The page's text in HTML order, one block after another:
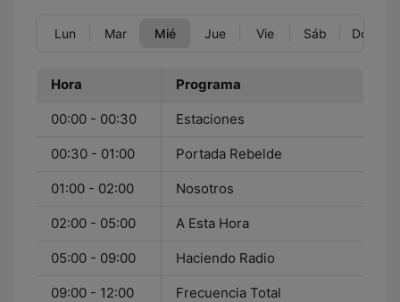
Lun Mar Mié Jue Vie Sáb Dom
Hora Programa
00:00 - 00:30 Estaciones
00:30 - 01:00 Portada Rebelde
01:00 - 02:00 Nosotros
02:00 - 05:00 A Esta Hora
05:00 - 09:00 Haciendo Radio
09:00 - 12:00 Frecuencia Total